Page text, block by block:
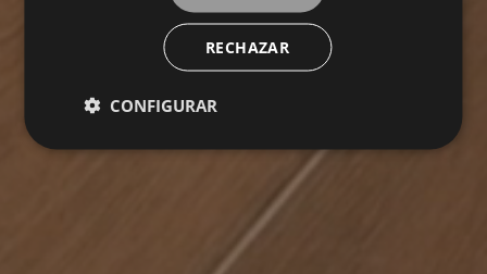
RECHAZAR
CONFIGURAR